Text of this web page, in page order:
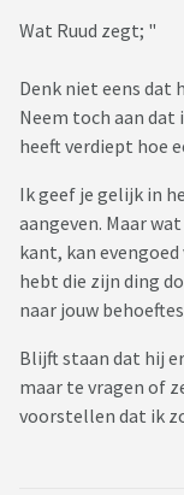
Wat Ruud zegt; "
Denk niet eens dat
Neem toch aan
heeft verdiept hoe
Ik geef je gelijk in
aangeven. Maar
kant, kan evengoed
hebt die zijn ding
naar jouw
Blijft staan dat hij
maar te vragen of
voorstellen dat ik